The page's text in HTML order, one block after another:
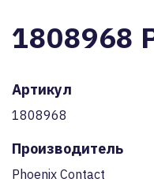
1808968
Артикул
1808968
Производитель
Phoenix Contact